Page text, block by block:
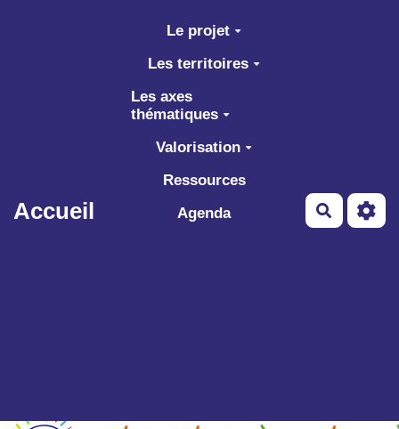
Aller au contenu principal
Accueil
Le projet
Les territoires
Les axes
thématiques
Valorisation
Ressources
Agenda